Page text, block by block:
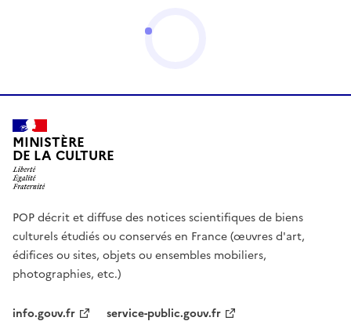
MINISTÈRE
DE LA CULTURE
POP décrit et diffuse des notices scientifiques de biens
culturels étudiés ou conservés en France (œuvres d'art,
édifices ou sites, objets ou ensembles mobiliers,
photographies, etc.)
info.gouv.fr service-public.gouv.fr